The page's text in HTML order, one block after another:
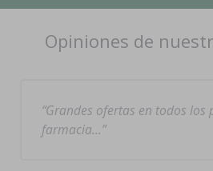
Opiniones de
Grandes ofertas en todos los
farmacia…